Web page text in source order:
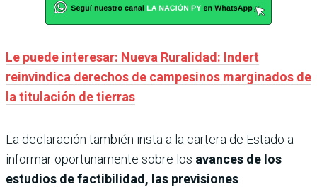
Le puede interesar: Nueva Ruralidad: Indert
reinvindica derechos de campesinos marginados de
la titulación de tierras
La declaración también insta a la cartera de Estado a
informar oportunamente sobre los avances de los
estudios de factibilidad, las previsiones